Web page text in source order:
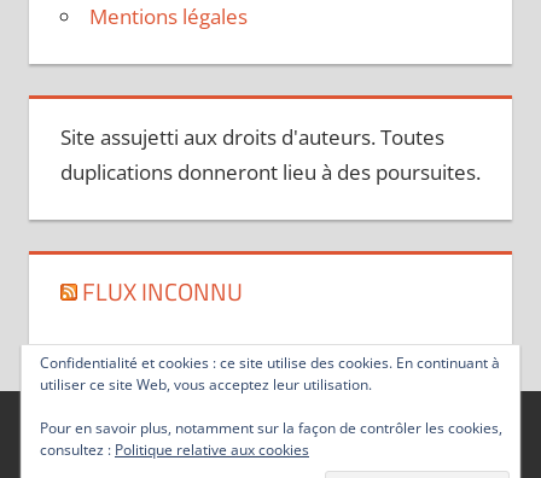
Mentions légales
Site assujetti aux droits d'auteurs. Toutes
duplications donneront lieu à des poursuites.
FLUX INCONNU
Confidentialité et cookies : ce site utilise des cookies. En continuant à
utiliser ce site Web, vous acceptez leur utilisation.
Pour en savoir plus, notamment sur la façon de contrôler les cookies,
consultez : Politique relative aux cookies